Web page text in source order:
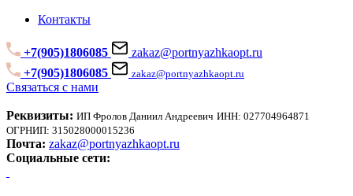
Контакты
+7(905)1806085
zakaz@portnyazhkaopt.ru
+7(905)1806085
zakaz@portnyazhkaopt.ru
Связаться с нами
Реквизиты: ИП Фролов Даниил Андреевич ИНН: 027704964871
ОГРНИП: 315028000015236
Почта: zakaz@portnyazhkaopt.ru
Социальные сети: